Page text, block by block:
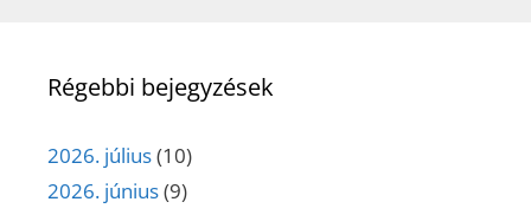
Régebbi bejegyzések
2026. július(10)
2026. június(9)